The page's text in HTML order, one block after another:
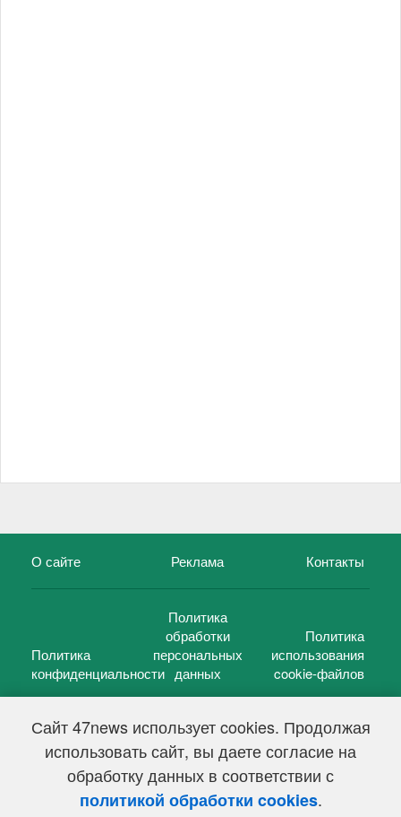
Сайт 47news использует cookies. Продолжая
использовать сайт, вы даете согласие на
обработку данных в соответствии с
политикой обработки cookies.
О сайте Реклама Контакты
Политика
конфиденциальности
Политика
обработки
персональных
данных
Политика
использования
cookie-файлов
47 новостей (47 news)2005 — 2026 г.
Свидетельство о регистрации СМИ Эл № ФС 77-39848, выдано
Федеральной службой по надзору в сфере связи,
информационных технологий и массовых коммуникаций